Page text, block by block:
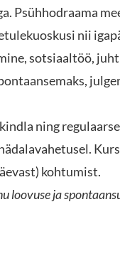
Psühhodraama
nii
sotsiaaltöö,
ning
.
kohtumist.
loovuse ja